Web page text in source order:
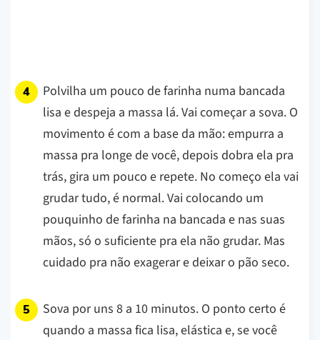
Polvilha um pouco de farinha numa bancada
lisa e despeja a massa lá. Vai começar a sova. O
movimento é com a base da mão: empurra a
massa pra longe de você, depois dobra ela pra
trás, gira um pouco e repete. No começo ela vai
grudar tudo, é normal. Vai colocando um
pouquinho de farinha na bancada e nas suas
mãos, só o suficiente pra ela não grudar. Mas
cuidado pra não exagerar e deixar o pão seco.
Sova por uns 8 a 10 minutos. O ponto certo é
quando a massa fica lisa, elástica e, se você